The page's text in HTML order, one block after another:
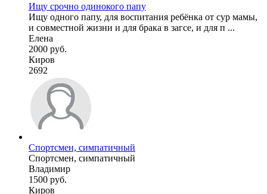
Ищу срочно одинокого папу
Ищу одного папу, для воспитания ребёнка от сур мамы,
и совместной жизни и для брака в загсе, и для п ...
Елена
2000 руб.
Киров
2692
Спортсмен, симпатичный
Спортсмен, симпатичный
Владимир
1500 руб.
Киров